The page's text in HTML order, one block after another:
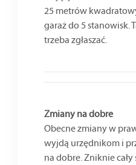
25 metrów
garaż do 5 stanowisk.
trzeba zgłaszać.
Zmiany na dobre
Obecne zmiany w
wyjdą urzędnikom i
na dobre. Zniknie